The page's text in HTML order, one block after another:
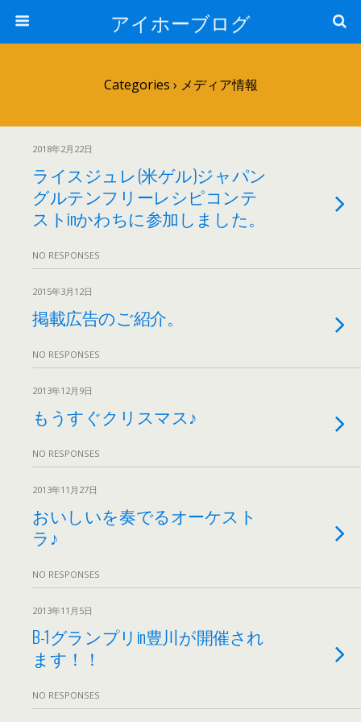
アイホーブログ
Categories › メディア情報
2018年2月22日
ライスジュレ(米ゲル)ジャパン
グルテンフリーレシピコンテ
ストinかわちに参加しました。
NO RESPONSES
2015年3月12日
掲載広告のご紹介。
NO RESPONSES
2013年12月9日
もうすぐクリスマス♪
NO RESPONSES
2013年11月27日
おいしいを奏でるオーケスト
ラ♪
NO RESPONSES
2013年11月5日
B-1グランプリin豊川が開催され
ます！！
NO RESPONSES